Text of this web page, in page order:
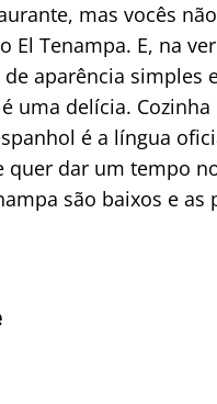
mas vocês
El Tenampa. E, na
aparência
uma delícia.
é a língua
dar um tempo
são baixos e